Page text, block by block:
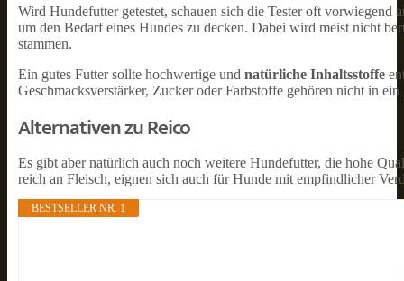
Wird Hundefutter getestet, schauen sich die Tester oft vorwiegend
um den Bedarf eines Hundes zu decken. Dabei wird meist nicht
stammen.
Ein gutes Futter sollte hochwertige und natürliche Inhaltsstoffe
Geschmacksverstärker, Zucker oder Farbstoffe gehören nicht in
Alternativen zu Reico
Es gibt aber natürlich auch noch weitere Hundefutter, die hohe
reich an Fleisch, eignen sich auch für Hunde mit empfindlicher
BESTSELLER NR. 1